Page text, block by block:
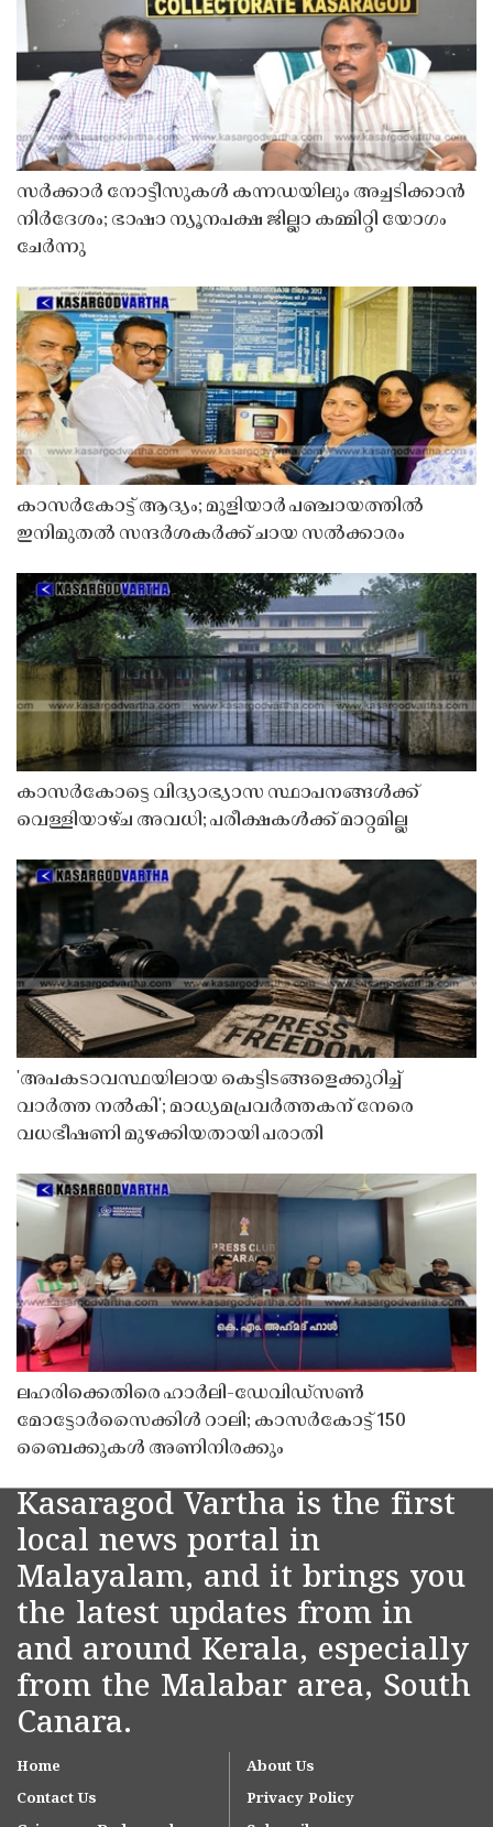
സർക്കാർ നോട്ടീസുകൾ കന്നഡയിലും അച്ചടിക്കാൻ
നിർദേശം; ഭാഷാ ന്യൂനപക്ഷ ജില്ലാ കമ്മിറ്റി യോഗം
ചേർന്നു
കാസർകോട്ട് ആദ്യം; മുളിയാർ പഞ്ചായത്തിൽ
ഇനിമുതൽ സന്ദർശകർക്ക് ചായ സൽക്കാരം
കാസർകോട്ടെ വിദ്യാഭ്യാസ സ്ഥാപനങ്ങൾക്ക്
വെള്ളിയാഴ്ച അവധി; പരീക്ഷകൾക്ക് മാറ്റമില്ല
'അപകടാവസ്ഥയിലായ കെട്ടിടങ്ങളെക്കുറിച്ച്
വാർത്ത നൽകി'; മാധ്യമപ്രവർത്തകന് നേരെ
വധഭീഷണി മുഴക്കിയതായി പരാതി
ലഹരിക്കെതിരെ ഹാർലി-ഡേവിഡ്‌സൺ
മോട്ടോർസൈക്കിൾ റാലി; കാസർകോട്ട് 150
ബൈക്കുകൾ അണിനിരക്കും
Kasaragod Vartha is the first
local news portal in
Malayalam, and it brings you
the latest updates from in
and around Kerala, especially
from the Malabar area, South
Canara.
Home
About Us
Contact Us
Privacy Policy